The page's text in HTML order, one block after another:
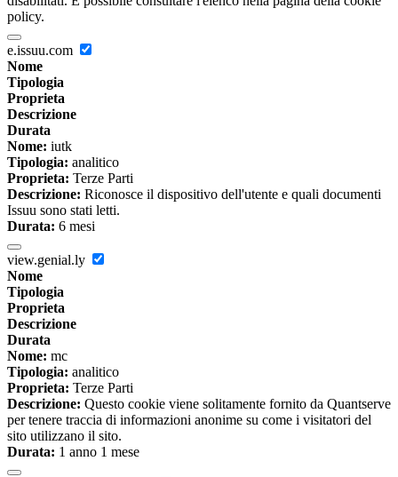
policy.
e.issuu.com
Nome
Tipologia
Proprieta
Descrizione
Durata
Nome: iutk
Tipologia: analitico
Proprieta: Terze Parti
Descrizione: Riconosce il dispositivo dell'utente e quali documenti
Issuu sono stati letti.
Durata: 6 mesi
view.genial.ly
Nome
Tipologia
Proprieta
Descrizione
Durata
Nome: mc
Tipologia: analitico
Proprieta: Terze Parti
Descrizione: Questo cookie viene solitamente fornito da Quantserve
per tenere traccia di informazioni anonime su come i visitatori del
sito utilizzano il sito.
Durata: 1 anno 1 mese